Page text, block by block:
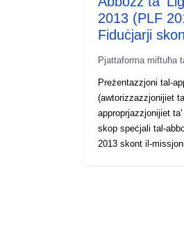
2013 (PLF
Fiduċjarji
Pjattaforma miftuħa
Preżentazzjoni tal-
(awtorizzazzjonijiet
approprjazzjonijiet
skop speċjali tal-
2013 skont il-